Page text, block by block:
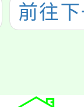
前往